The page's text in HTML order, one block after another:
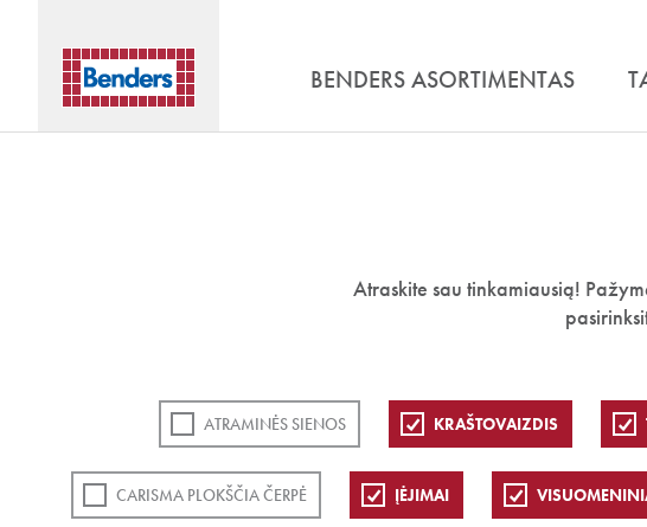
BENDERS ASORTIMENTAS
Atraskite sau tinkamiausią!
ATRAMINĖS SIENOS KRAŠTOVAIZDIS
CARISMA PLOKŠČIA ČERPĖ ĮĖJIMAI